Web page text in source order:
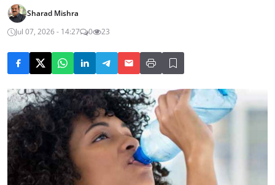
Sharad Mishra
Jul 07, 2026 - 14:27
0 23